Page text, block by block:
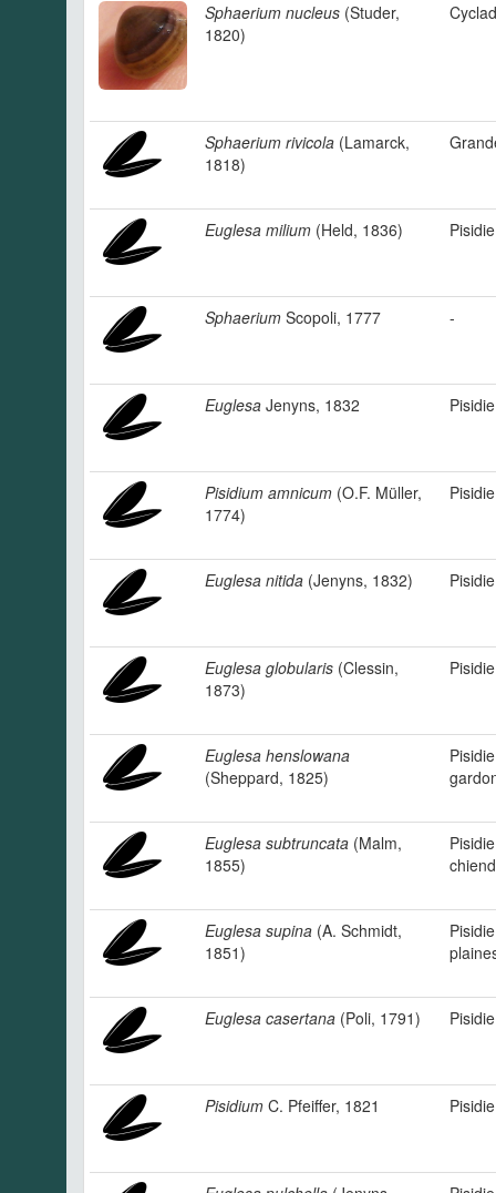
Sphaerium nucleus (Studer,
1820)
Sphaerium rivicola (Lamarck,
1818)
Euglesa milium (Held, 1836)
Sphaerium Scopoli, 1777 -
Euglesa Jenyns, 1832 Pisidie
Pisidium amnicum (O.F. Müller,
1774)
Euglesa nitida (Jenyns, 1832)
Euglesa globularis (Clessin,
1873)
Euglesa henslowana
(Sheppard, 1825)
Euglesa subtruncata (Malm,
1855)
Pisidie
Euglesa supina (A. Schmidt,
1851)
Euglesa casertana (Poli, 1791)
Pisidium C. Pfeiffer, 1821 Pisidie